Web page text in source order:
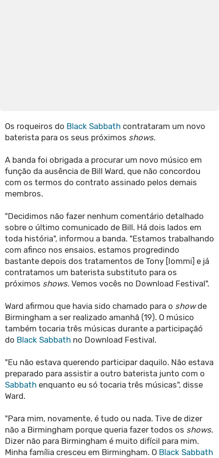
Os roqueiros do Black Sabbath contrataram um novo
baterista para os seus próximos shows.
A banda foi obrigada a procurar um novo músico em
função da ausência de Bill Ward, que não concordou
com os termos do contrato assinado pelos demais
membros.
"Decidimos não fazer nenhum comentário detalhado
sobre o último comunicado de Bill. Há dois lados em
toda história", informou a banda. "Estamos trabalhando
com afinco nos ensaios, estamos progredindo
bastante depois dos tratamentos de Tony [Iommi] e já
contratamos um baterista substituto para os
próximos shows. Vemos vocês no Download Festival".
Ward afirmou que havia sido chamado para o showde
Birmingham a ser realizado amanhã (19). O músico
também tocaria três músicas durante a participaçãó
do Black Sabbath no Download Festival.
"Eu não estava querendo participar daquilo. Não estava
preparado para assistir a outro baterista junto com o
Sabbath enquanto eu só tocaria três músicas", disse
Ward.
"Para mim, novamente, é tudo ou nada. Tive de dizer
não a Birmingham porque queria fazer todos os shows.
Dizer não para Birmingham é muito difícil para mim.
Minha família cresceu em Birmingham. O Black Sabbath